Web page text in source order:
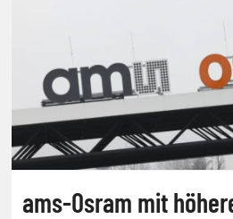
ams-Osram mit